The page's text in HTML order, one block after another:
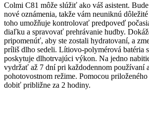
Colmi C81 môže slúžiť ako váš asistent.
nové oznámenia, takže vám neuniknú
toho umožňuje kontrolovať predpoveď
diaľku a spravovať prehrávanie hudby.
pripomenúť, aby ste zostali hydratovaní, a
príliš dlho sedeli. Lítiovo-polymérová batéria
poskytuje dlhotrvajúci výkon. Na jedno
vydržať až 7 dní pri každodennom používaní
pohotovostnom režime. Pomocou
dobiť približne za 2 hodiny.